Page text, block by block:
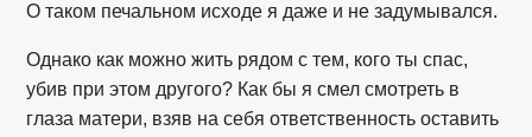
О таком печальном исходе я даже и не задумывался.
Однако как можно жить рядом с тем, кого ты спас,
убив при этом другого? Как бы я смел смотреть в
глаза матери, взяв на себя ответственность оставить